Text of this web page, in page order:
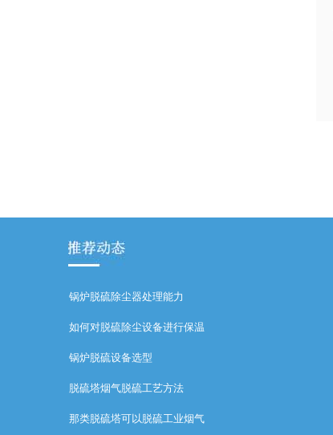
锅炉脱硫除尘器处理能力
如何对脱硫除尘设备进行保温
锅炉脱硫设备选型
脱硫塔烟气脱硫工艺方法
那类脱硫塔可以脱硫工业烟气